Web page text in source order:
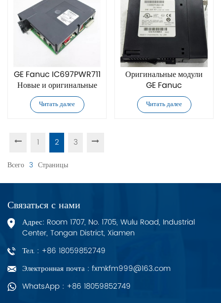
GE Fanuc IC697PWR711
Новые и оригинальные
модули
Читать далее
Оригинальные модули
GE Fanuc
IC693CPU363
Читать далее
1 2 3
Всего 3 Страницы
Связаться с нами
Адрес: Room 1707, No. 1705, Wulu Road, Industrial
Center, Tongan District, Xiamen
Тел. : +86 18059852749
Электронная почта : fxmkfm999@163.com
WhatsApp : +86 18059852749